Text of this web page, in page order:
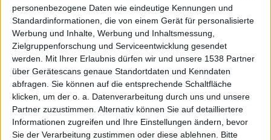
personenbezogene Daten wie eindeutige Kennungen und
Standardinformationen, die von einem Gerät für personalisierte
Werbung und Inhalte, Werbung und Inhaltsmessung,
Zielgruppenforschung und Serviceentwicklung gesendet
werden.
Mit Ihrer Erlaubnis dürfen wir und unsere 1538 Partner
über Gerätescans genaue Standortdaten und Kenndaten
abfragen. Sie können auf die entsprechende Schaltfläche
klicken, um der o. a. Datenverarbeitung durch uns und unsere
Partner zuzustimmen. Alternativ können Sie auf detailliertere
Informationen zugreifen und Ihre Einstellungen ändern, bevor
Sie der Verarbeitung zustimmen oder diese ablehnen.
Bitte
geht durch die Natur des gesamten Produktes schief. Das
Leben auf See ist einsam, gefährlich, schwierig, dreckig
und oft sehr hart: Diese Dinge lassen sich nicht wirklich in
ein genormtes Konsumprodukt pressen, mit welchem man
die Werbung bei Pro7 unterlegt oder welches man an der
Netto-Kasse verkauft. Es ist dennoch respektabel, wie
konsequent die Herrschaften musizieren. Jede Zielgruppe
muss bedient werden, koste es, was es wolle.
Radio Bob und die Rockkneipe brauchen Futter? „Zu alt